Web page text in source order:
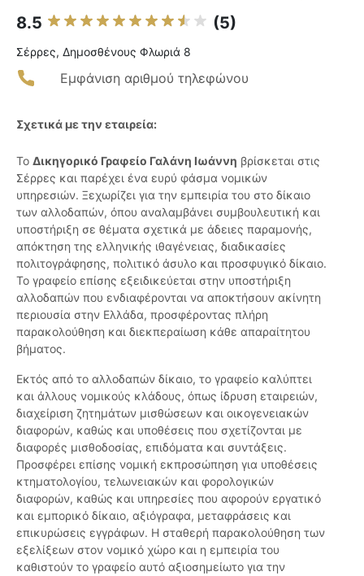
8.5 (5)
Σέρρες, Δημοσθένους Φλωριά 8
Εμφάνιση αριθμού τηλεφώνου
Σχετικά με την εταιρεία:
Το Δικηγορικό Γραφείο Γαλάνη Ιωάννη βρίσκεται στις
Σέρρες και παρέχει ένα ευρύ φάσμα νομικών
υπηρεσιών. Ξεχωρίζει για την εμπειρία του στο δίκαιο
των αλλοδαπών, όπου αναλαμβάνει συμβουλευτική και
υποστήριξη σε θέματα σχετικά με άδειες παραμονής,
απόκτηση της ελληνικής ιθαγένειας, διαδικασίες
πολιτογράφησης, πολιτικό άσυλο και προσφυγικό δίκαιο.
Το γραφείο επίσης εξειδικεύεται στην υποστήριξη
αλλοδαπών που ενδιαφέρονται να αποκτήσουν ακίνητη
περιουσία στην Ελλάδα, προσφέροντας πλήρη
παρακολούθηση και διεκπεραίωση κάθε απαραίτητου
βήματος.
Εκτός από το αλλοδαπών δίκαιο, το γραφείο καλύπτει
και άλλους νομικούς κλάδους, όπως ίδρυση εταιρειών,
διαχείριση ζητημάτων μισθώσεων και οικογενειακών
διαφορών, καθώς και υποθέσεις που σχετίζονται με
διαφορές μισθοδοσίας, επιδόματα και συντάξεις.
Προσφέρει επίσης νομική εκπροσώπηση για υποθέσεις
κτηματολογίου, τελωνειακών και φορολογικών
διαφορών, καθώς και υπηρεσίες που αφορούν εργατικό
και εμπορικό δίκαιο, αξιόγραφα, μεταφράσεις και
επικυρώσεις εγγράφων. Η σταθερή παρακολούθηση των
εξελίξεων στον νομικό χώρο και η εμπειρία του
καθιστούν το γραφείο αυτό αξιοσημείωτο για την